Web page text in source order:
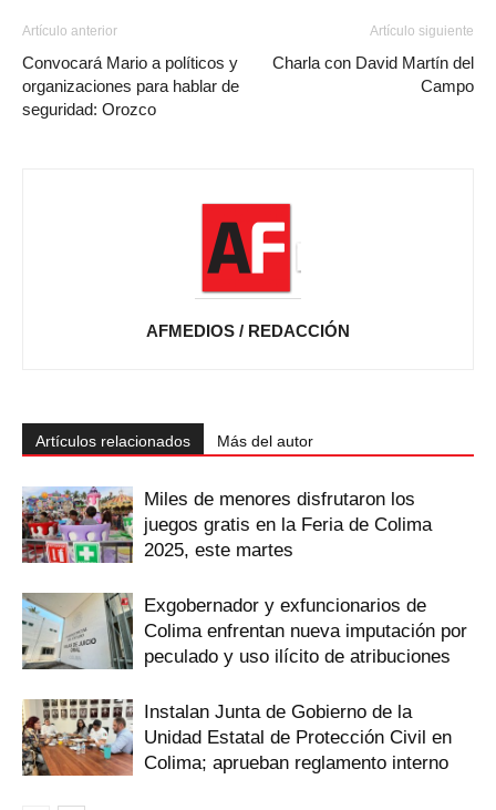
Artículo anterior
Convocará Mario a políticos y
organizaciones para hablar de
seguridad: Orozco
Artículo siguiente
Charla con David Martín del
Campo
AFMEDIOS / REDACCIÓN
Artículos relacionados Más del autor
Miles de menores disfrutaron los
juegos gratis en la Feria de Colima
2025, este martes
Exgobernador y exfuncionarios de
Colima enfrentan nueva imputación por
peculado y uso ilícito de atribuciones
Instalan Junta de Gobierno de la
Unidad Estatal de Protección Civil en
Colima; aprueban reglamento interno